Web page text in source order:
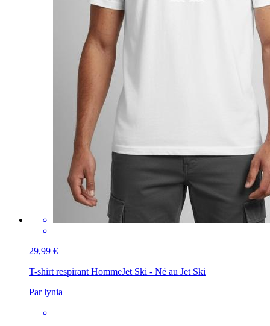
29,99 €
T-shirt respirant HommeJet Ski - Né au Jet Ski
Par lynia